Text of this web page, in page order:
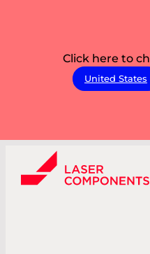
Click here to
United States